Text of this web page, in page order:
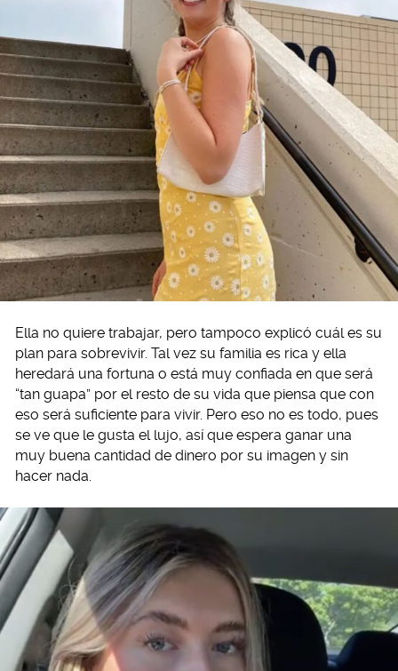
Ella no quiere trabajar, pero tampoco explicó cuál es su
plan para sobrevivir. Tal vez su familia es rica y ella
heredará una fortuna o está muy confiada en que será
“tan guapa” por el resto de su vida que piensa que con
eso será suficiente para vivir. Pero eso no es todo, pues
se ve que le gusta el lujo, así que espera ganar una
muy buena cantidad de dinero por su imagen y sin
hacer nada.